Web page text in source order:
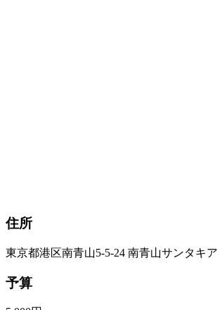
住所
東京都港区南青山5-5-24 南青山サンタキ
予算